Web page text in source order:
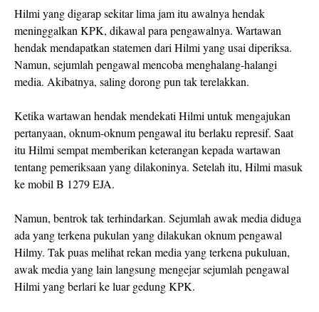
Hilmi yang digarap sekitar lima jam itu awalnya hendak
meninggalkan KPK, dikawal para pengawalnya. Wartawan
hendak mendapatkan statemen dari Hilmi yang usai diperiksa.
Namun, sejumlah pengawal mencoba menghalang-halangi
media. Akibatnya, saling dorong pun tak terelakkan.
Ketika wartawan hendak mendekati Hilmi untuk mengajukan
pertanyaan, oknum-oknum pengawal itu berlaku represif. Saat
itu Hilmi sempat memberikan keterangan kepada wartawan
tentang pemeriksaan yang dilakoninya. Setelah itu, Hilmi masuk
ke mobil B 1279 EJA.
Namun, bentrok tak terhindarkan. Sejumlah awak media diduga
ada yang terkena pukulan yang dilakukan oknum pengawal
Hilmy. Tak puas melihat rekan media yang terkena pukuluan,
awak media yang lain langsung mengejar sejumlah pengawal
Hilmi yang berlari ke luar gedung KPK.